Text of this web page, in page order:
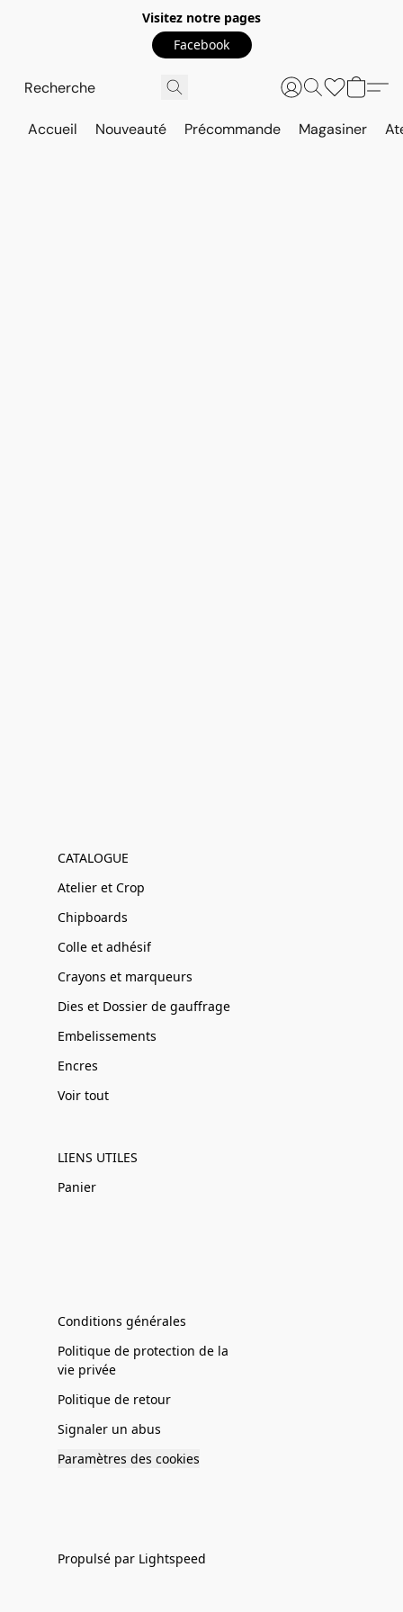
Visitez notre pages
Facebook
Accueil Nouveauté Précommande Magasiner
CATALOGUE
Atelier et Crop
Chipboards
Colle et adhésif
Crayons et marqueurs
Dies et Dossier de gauffrage
Embelissements
Encres
Voir tout
LIENS UTILES
Panier
Conditions générales
Politique de protection de la
vie privée
Politique de retour
Signaler un abus
Paramètres des cookies
Propulsé par Lightspeed